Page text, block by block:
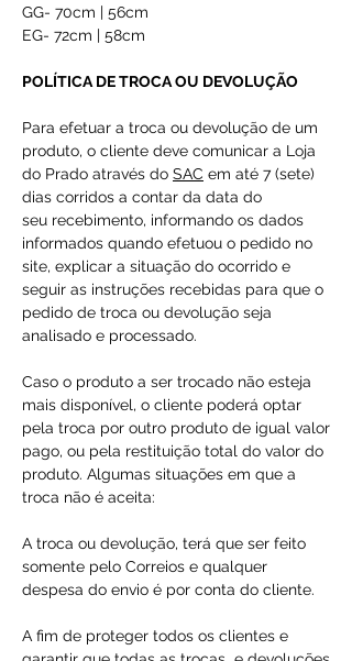
GG- 70cm | 56cm
EG- 72cm | 58cm
POLÍTICA DE TROCA OU DEVOLUÇÃO
Para efetuar a troca ou devolução de um
produto, o cliente deve comunicar a Loja
do Prado através do SAC em até 7 (sete)
dias corridos a contar da data do
seu recebimento, informando os dados
informados quando efetuou o pedido no
site, explicar a situação do ocorrido e
seguir as instruções recebidas para que o
pedido de troca ou devolução seja
analisado e processado.
Caso o produto a ser trocado não esteja
mais disponível, o cliente poderá optar
pela troca por outro produto de igual valor
pago, ou pela restituição total do valor do
produto. Algumas situações em que a
troca não é aceita:
A troca ou devolução, terá que ser feito
somente pelo Correios e qualquer
despesa do envio é por conta do cliente.
A fim de proteger todos os clientes e